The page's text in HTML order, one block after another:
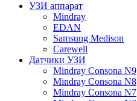
УЗИ аппарат
Mindray
EDAN
Samsung Medison
Carewell
Датчики УЗИ
Mindray Consona N9
Mindray Consona N8
Mindray Consona N7